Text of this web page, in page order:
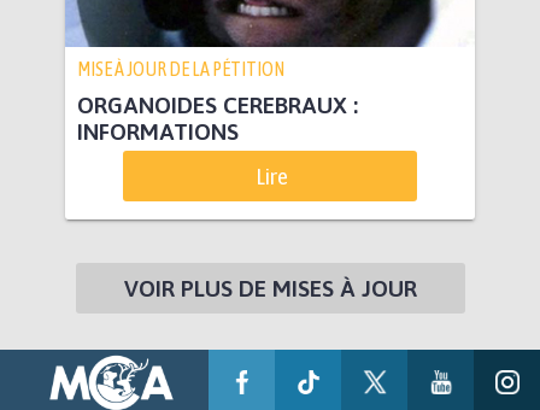
MISE À JOUR DE LA PÉTITION
ORGANOIDES CEREBRAUX :
INFORMATIONS
Lire
VOIR PLUS DE MISES À JOUR